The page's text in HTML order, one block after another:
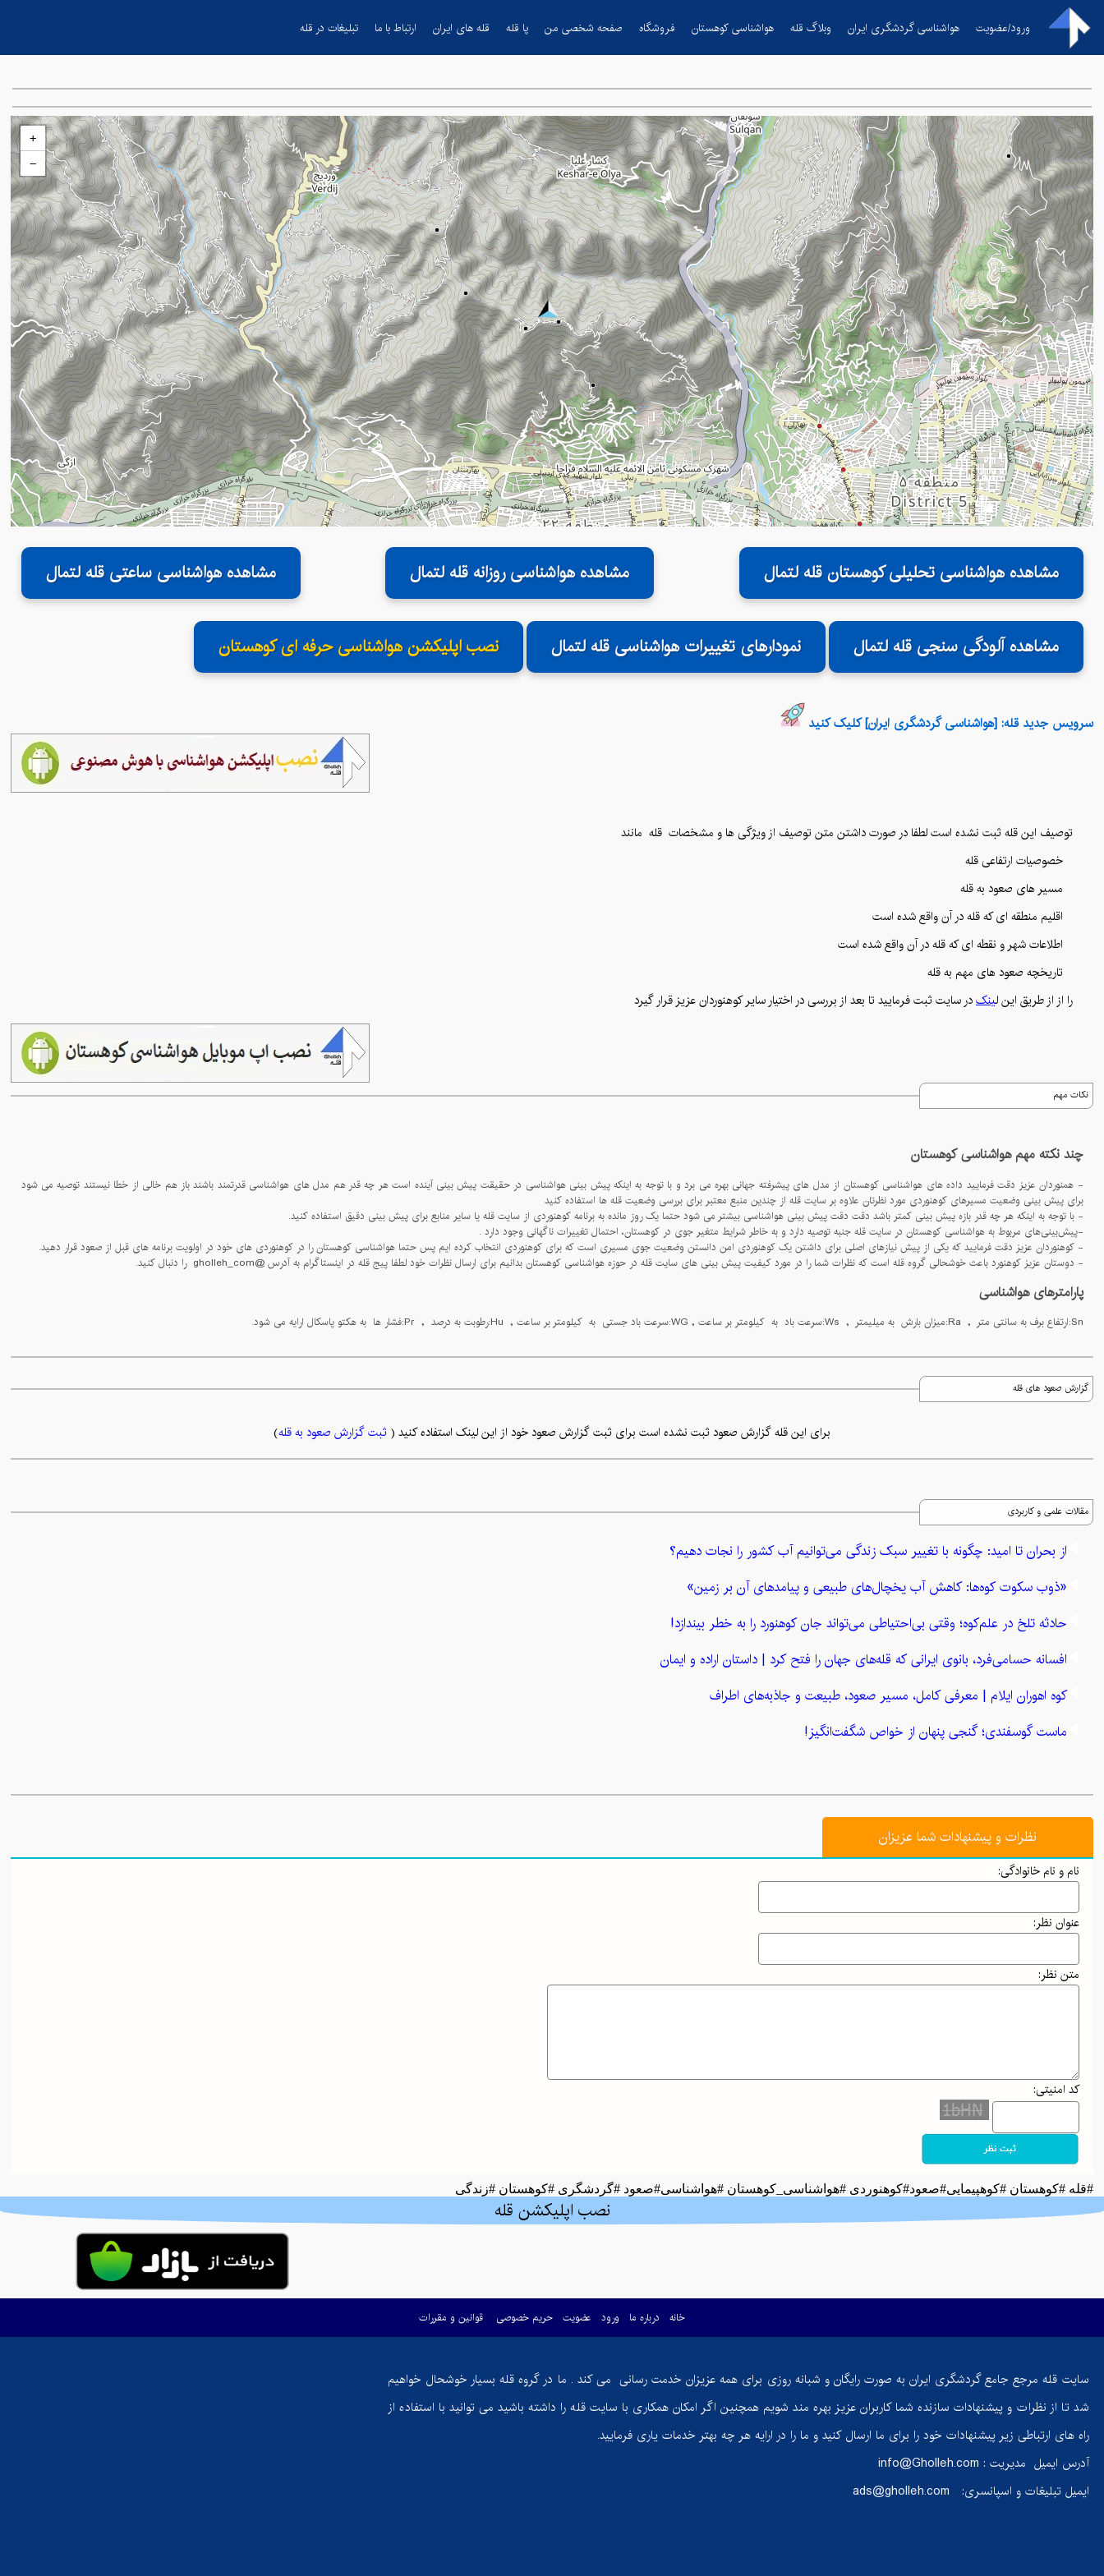
ورود/عضویت هواشناسی گردشگری ایران وبلاگ قله هواشناسی کوهستان فروشگاه صفحه شخصی من پا قله قله های ایران ارتباط با ما تبلیغات در قله
+
−
مشاهده هواشناسی تحلیلی کوهستان قله لتمال مشاهده هواشناسی روزانه قله لتمال مشاهده هواشناسی ساعتی قله لتمال
مشاهده آلودگی سنجی قله لتمال نمودارهای تغییرات هواشناسی قله لتمال نصب اپلیکشن هواشناسی حرفه ای کوهستان
سرویس جدید قله: [هواشناسی گردشگری ایران] کلیک کنید
توصیف این قله ثبت نشده است لطفا در صورت داشتن متن توصیف از ویژگی ها و مشخصات قله مانند
خصوصیات ارتفاعی قله
مسیر های صعود به قله
اقلیم منطقه ای که قله در آن واقع شده است
اطلاعات شهر و نقطه ای که قله در آن واقع شده است
تاریخچه صعود های مهم به قله
را از از طریق این لینکدر سایت ثبت فرمایید تا بعد از بررسی در اختیار سایر کوهنوردان عزیز قرار گیرد
نکات مهم
چند نکته مهم هواشناسی کوهستان
- همنوردان عزیز دقت فرمایید داده های هواشناسی کوهستان از مدل های پیشرفته جهانی بهره می برد و با توجه به اینکه پیش بینی هواشناسی در حقیقت پیش بینی آینده است هر چه قدر هم مدل های هواشناسی قدرتمند باشند باز هم خالی از خطا نیستند توصیه می شود
برای پیش بینی وضعیت مسیرهای کوهنوردی مورد نظرتان علاوه بر سایت قله از چندین منبع معتبر برای بررسی وضعیت قله ها استفاده کنید
- با توجه به اینکه هر چه قدر بازه پیش بینی کمتر باشد دقت دقت پیش بینی هواشناسی بیشتر می شود حتما یک روز مانده به برنامه کوهنوردی از سایت قله یا سایر منابع برای پیش بینی دقیق استفاده کنید.
-پيش‌بينی‌های مربوط به هواشناسی کوهستان در سايت قله جنبه توصيه دارد و به خاطر شرايط متغير جوی در کوهستان، احتمال تغييرات ناگهانی وجود دارد .
- کوهنوردان عزیز دقت فرمایید که یکی از پیش نیازهای اصلی برای داشتن یک کوهنوردی امن دانستن وضعیت جوی مسیری است که برای کوهنوردی انتخاب کرده ایم پس حتما هواشناسی کوهستان را در کوهنوردی های خود در اولویت برنامه های قبل از صعود قرار دهید.
- دوستان عزیز کوهنورد باعث خوشحالی گروه قله است که نظرات شما را در مورد کیفیت پیش بینی های سایت قله در حوزه هواشناسی کوهستان بدانیم برای ارسال نظرات خود لطفا پیج قله در اینستاگرام به آدرس @gholleh_com را دنبال کنید.
پارامترهای هواشناسی
Sn:ارتفاع برف به سانتی متر , Ra:میزان بارش به میلیمتر , Ws:سرعت باد به کیلومتر بر ساعت , WG:سرعت باد جستی به کیلومتر بر ساعت , Hu:رطوبت به درصد , Pr:فشار ها به هکتو پاسکال ارایه می شود.
گزارش صعود های قله
برای این قله گزارش صعود ثبت نشده است برای ثبت گزارش صعود خود از این لینک استفاده کنید ( ثبت گزارش صعود به قله)
مقالات علمی و کاربردی
از بحران تا امید: چگونه با تغییر سبک زندگی می‌توانیم آب کشور را نجات دهیم؟
«ذوب سکوت کوه‌ها: کاهش آب یخچال‌های طبیعی و پیامدهای آن بر زمین»
حادثه تلخ در علم‌کوه؛ وقتی بی‌احتیاطی می‌تواند جان کوهنورد را به خطر بیندازد!
افسانه حسامی‌فرد، بانوی ایرانی که قله‌های جهان را فتح کرد | داستان اراده و ایمان
کوه اهوران ایلام | معرفی کامل، مسیر صعود، طبیعت و جاذبه‌های اطراف
ماست گوسفندی؛ گنجی پنهان از خواص شگفت‌انگیز!
نظرات و پیشنهادات شما عزیزان
نام و نام خانوادگی:
عنوان نظر:
متن نظر:
کد امنیتی:
#قله #کوهستان #کوهپیمایی#صعود#کوهنوردی #هواشناسی_کوهستان #هواشناسی#صعود #گردشگری #کوهستان #زندگی
نصب اپلیکشن قله
خانه درباره ما ورود عضویت حریم خصوصی قوانین و مقررات
سایت قله مرجع جامع گردشگری ایران به صورت رایگان و شبانه روزی برای همه عزیزان خدمت رسانی می کند . ما در گروه قله بسیار خوشحال خواهیم
شد تا از نظرات و پیشنهادات سازنده شما کاربران عزیز بهره مند شویم همچنین اگر امکان همکاری با سایت قله را داشته باشید می توانید با استفاده از
راه های ارتباطی زیر پیشنهادات خود را برای ما ارسال کنید و ما را در ارایه هر چه بهتر خدمات یاری فرمایید.
آدرس ایمیل مدیریت : info@Gholleh.com
ایمیل تبلیغات و اسپانسری: ads@gholleh.com